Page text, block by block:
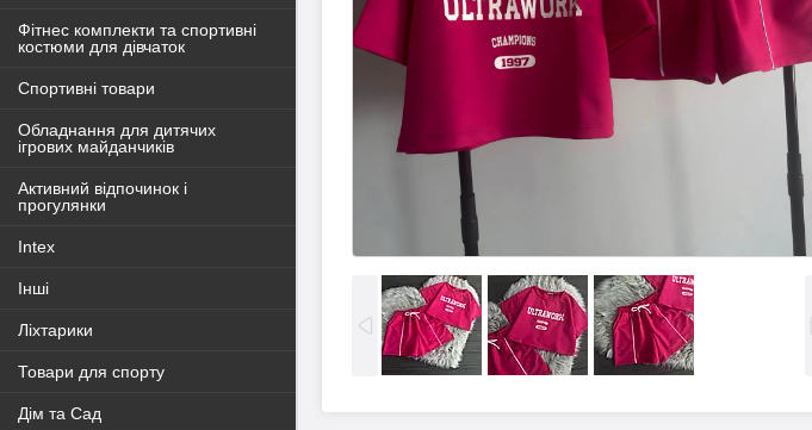
Фітнес комплекти та спортивні
костюми для дівчаток
Спортивні товари
Обладнання для дитячих
ігрових майданчиків
Активний відпочинок і
прогулянки
Intex
Інші
Ліхтарики
Товари для спорту
Дім та Сад